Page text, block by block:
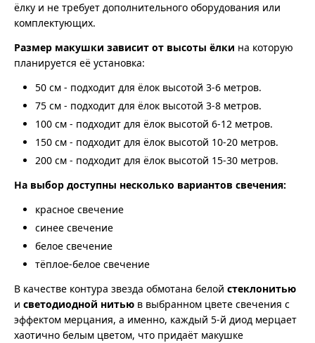
ёлку и не требует дополнительного оборудования или
комплектующих.
Размер макушки зависит от высоты ёлки на которую
планируется её установка:
50 см - подходит для ёлок высотой 3-6 метров.
75 см - подходит для ёлок высотой 3-8 метров.
100 см - подходит для ёлок высотой 6-12 метров.
150 см - подходит для ёлок высотой 10-20 метров.
200 см - подходит для ёлок высотой 15-30 метров.
На выбор доступны несколько вариантов свечения:
красное свечение
синее свечение
белое свечение
тёплое-белое свечение
В качестве контура звезда обмотана белой стеклонитью
и светодиодной нитью в выбранном цвете свечения с
эффектом мерцания, а именно, каждый 5-й диод мерцает
хаотично белым цветом, что придаёт макушке